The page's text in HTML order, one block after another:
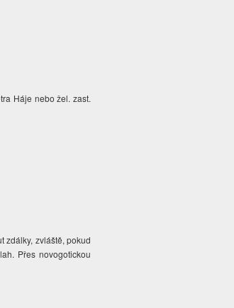
Háje nebo žel. zast.
zdálky, zvláště, pokud
Přes novogotickou